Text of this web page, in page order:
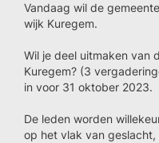
Vandaag wil de
wijk Kuregem.
Wil je deel uitmaken van
Kuregem? (3
in voor 31 oktober 2023.
De leden worden
op het vlak van